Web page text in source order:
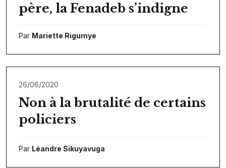
père, la Fenadeb s’indigne
Par Mariette Rigumye
26/06/2020
Non à la brutalité de certains
policiers
Par Léandre Sikuyavuga